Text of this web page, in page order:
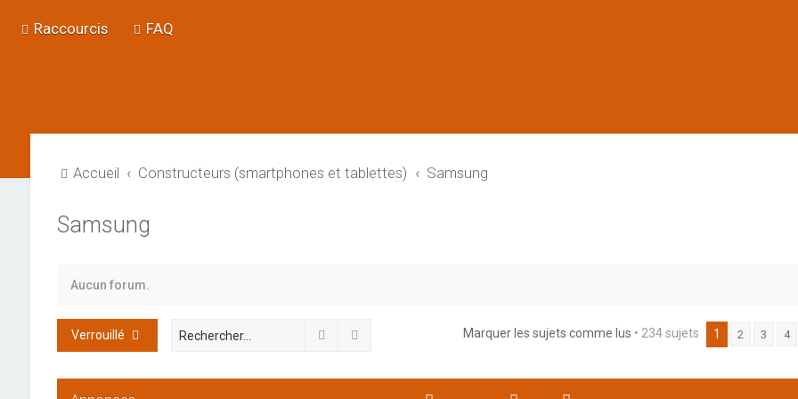
Raccourcis FAQ
Accueil Constructeurs (smartphones et tablettes) Samsung
Samsung
Aucun forum.
Verrouillé RechercherRecherche avancéeMarquer les sujets comme lus • 234 sujets 1 2 3 4